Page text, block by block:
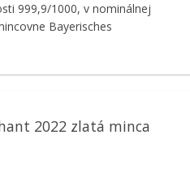
999,9/1000, v nominálnej
Bayerisches
2022 zlatá minca